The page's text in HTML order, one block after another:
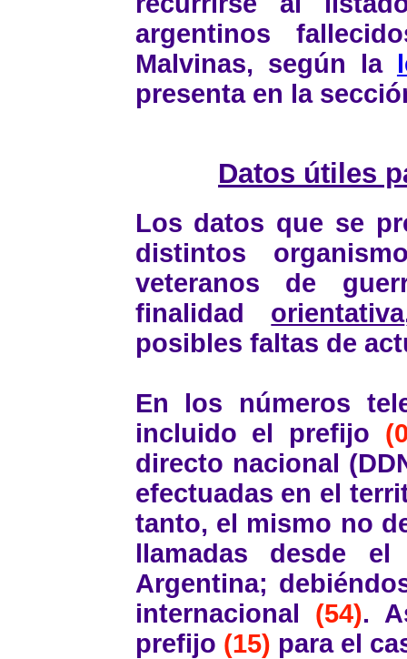
argentinos
Malvinas, según la
presenta en la
Datos útiles
Los datos que se
distintos
veteranos de
finalidad orientativa
posibles faltas de
En los números
incluido el prefijo
directo nacional
efectuadas en el
tanto, el mismo no
llamadas desde
Argentina;
internacional (54).
prefijo (15) para el